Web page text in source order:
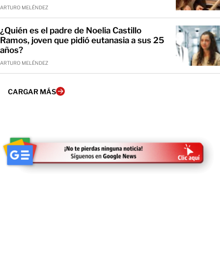
ARTURO MELÉNDEZ
¿Quién es el padre de Noelia Castillo
Ramos, joven que pidió eutanasia a sus 25
años?
ARTURO MELÉNDEZ
CARGAR MÁS